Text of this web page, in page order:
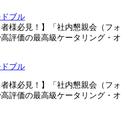
ブル
者様必見！】「社内懇親会（フォ
評価の最高級ケータリング・オ
ブル
者様必見！】「社内懇親会（フォ
評価の最高級ケータリング・オ